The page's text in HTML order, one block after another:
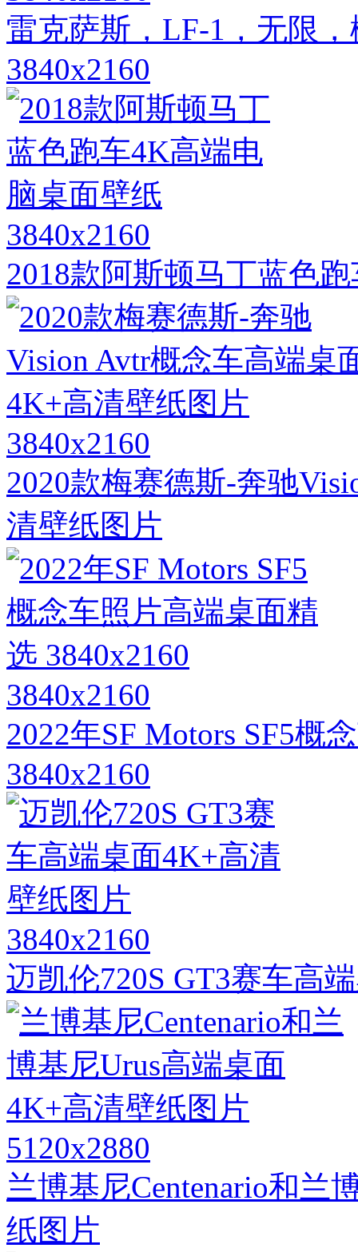
雷克萨斯，LF-1，无限
3840x2160
3840x2160
2018款阿斯顿马丁蓝色
3840x2160
2020款梅赛德斯-奔驰
清壁纸图片
3840x2160
2022年SF Motors SF5概
3840x2160
3840x2160
迈凯伦720S GT3赛车高
5120x2880
兰博基尼Centenario和兰
纸图片